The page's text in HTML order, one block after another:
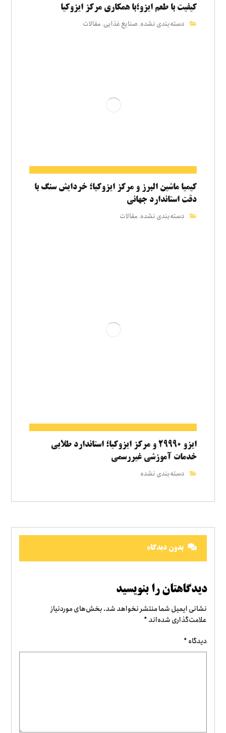
کیفیت با طعم ایزو؛با همکاری مرکز ایزوکیا
دسته‌بندی نشده,صنایع غذایی,مقالات
کیمیا ماشین البرز و مرکز ایزوکیا؛ خردایش سنگ با
دقت استاندارد جهانی
دسته‌بندی نشده,مقالات
ایزو ۲۹۹۹۰ و مرکز ایزوکیا؛ استاندارد طلایی
خدمات آموزشی غیررسمی
دسته‌بندی نشده
بدون دیدگاه
دیدگاهتان را بنویسید
نشانی ایمیل شما منتشر نخواهد شد.بخش‌های موردنیاز
علامت‌گذاری شده‌اند*
دیدگاه*